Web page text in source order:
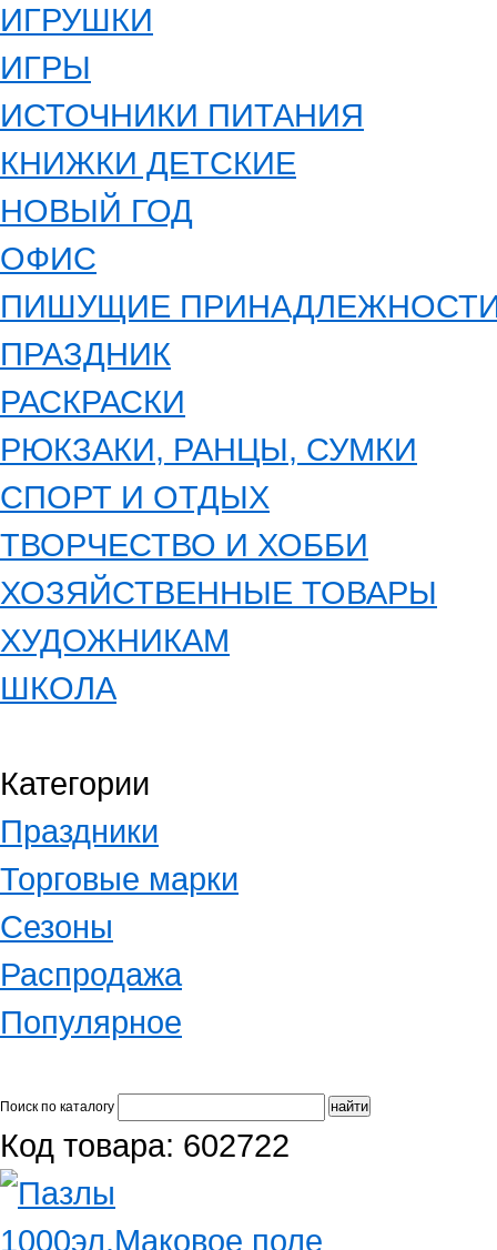
ИГРУШКИ
ИГРЫ
ИСТОЧНИКИ ПИТАНИЯ
КНИЖКИ ДЕТСКИЕ
НОВЫЙ ГОД
ОФИС
ПИШУЩИЕ
ПРАЗДНИК
РАСКРАСКИ
РЮКЗАКИ, РАНЦЫ, СУМКИ
СПОРТ И ОТДЫХ
ТВОРЧЕСТВО И ХОББИ
ХОЗЯЙСТВЕННЫЕ ТОВАРЫ
ХУДОЖНИКАМ
ШКОЛА
Категории
Праздники
Торговые марки
Сезоны
Распродажа
Популярное
Поиск по каталогу
Код товара: 602722